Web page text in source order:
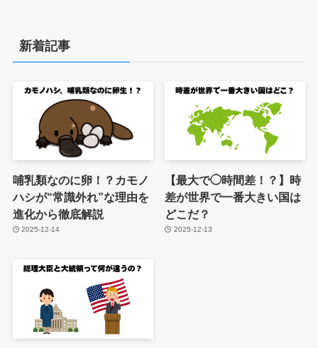
新着記事
哺乳類なのに卵！？カモノ
ハシが“常識外れ”な理由を
進化から徹底解説
2025-12-14
【最大で◯時間差！？】時
差が世界で一番大きい国は
どこだ？
2025-12-13